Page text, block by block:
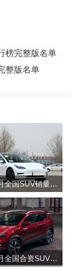
榜完整版名单
整版名单
2023年10月全国SUV销量排行榜完整版(出口量
2023年10月全国合资SUV销量排行榜完整版(出口量